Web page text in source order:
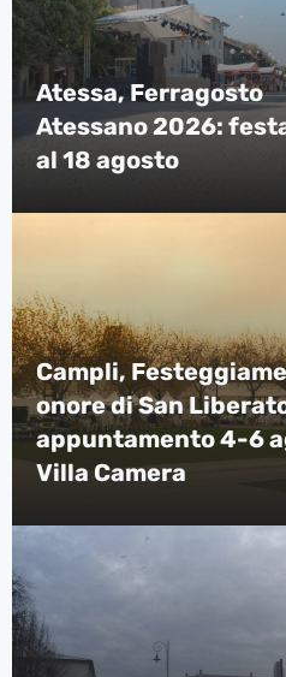
Atessa, Ferragosto
Atessano 2026:
al 18 agosto
Campli,
onore di San
appuntamento 4-6
Villa Camera